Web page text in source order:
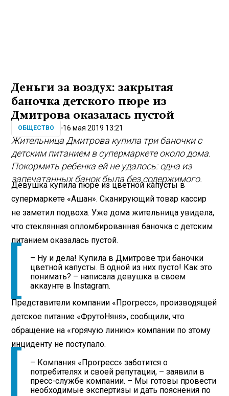
Деньги за воздух: закрытая
баночка детского пюре из
Дмитрова оказалась пустой
ОБЩЕСТВО 16 мая 2019 13:21
Жительница Дмитрова купила три баночки с
детским питанием в супермаркете около дома.
Покормить ребенка ей не удалось: одна из
запечатанных банок была без содержимого.
Девушка купила пюре из цветной капусты в
супермаркете «Ашан». Сканирующий товар кассир
не заметил подвоха. Уже дома жительница увидела,
что стеклянная опломбированная баночка с детским
питанием оказалась пустой.
– Ну и дела! Купила в Дмитрове три баночки
цветной капусты. В одной из них пусто! Как это
понимать? – написала девушка в своем
аккаунте в Instagram.
Представители компании «Прогресс», производящей
детское питание «ФрутоНяня», сообщили, что
обращение на «горячую линию» компании по этому
инциденту не поступало.
– Компания «Прогресс» заботится о
потребителях и своей репутации, – заявили в
пресс-службе компании. – Мы готовы провести
необходимые экспертизы и дать пояснения по